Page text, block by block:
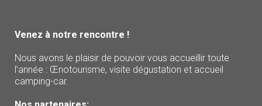
Venez à notre rencontre !
Nous avons le plaisir de pouvoir vous accueillir toute
l’année : Œnotourisme, visite dégustation et accueil
camping-car.